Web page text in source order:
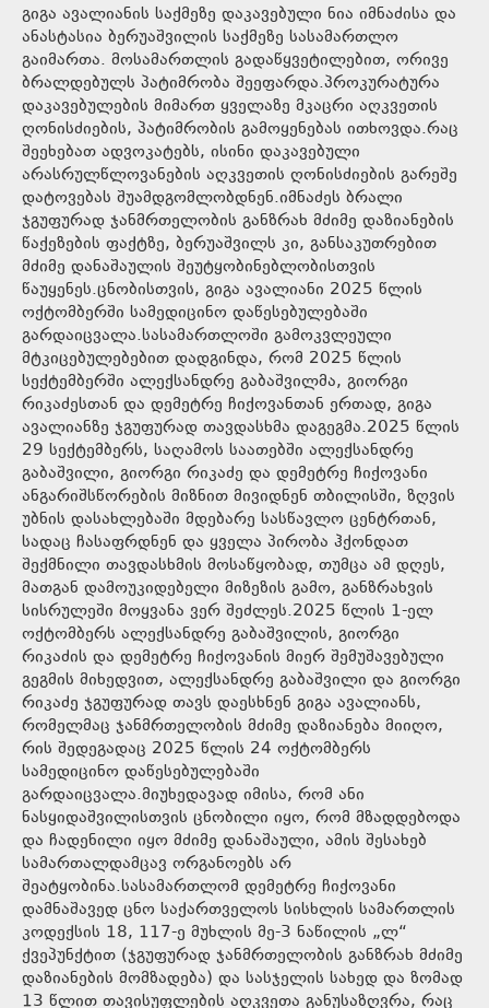
გიგა ავალიანის საქმეზე დაკავებული ნია იმნაძისა და
ანასტასია ბერუაშვილის საქმეზე სასამართლო
გაიმართა. მოსამართლის გადაწყვეტილებით, ორივე
ბრალდებულს პატიმრობა შეეფარდა.პროკურატურა
დაკავებულების მიმართ ყველაზე მკაცრი აღკვეთის
ღონისძიების, პატიმრობის გამოყენებას ითხოვდა.რაც
შეეხებათ ადვოკატებს, ისინი დაკავებული
არასრულწლოვანების აღკვეთის ღონისძიების გარეშე
დატოვებას შუამდგომლობდნენ.იმნაძეს ბრალი
ჯგუფურად ჯანმრთელობის განზრახ მძიმე დაზიანების
წაქეზების ფაქტზე, ბერუაშვილს კი, განსაკუთრებით
მძიმე დანაშაულის შეუტყობინებლობისთვის
წაუყენეს.ცნობისთვის, გიგა ავალიანი 2025 წლის
ოქტომბერში სამედიცინო დაწესებულებაში
გარდაიცვალა.სასამართლოში გამოკვლეული
მტკიცებულებებით დადგინდა, რომ 2025 წლის
სექტემბერში ალექსანდრე გაბაშვილმა, გიორგი
რიკაძესთან და დემეტრე ჩიქოვანთან ერთად, გიგა
ავალიანზე ჯგუფურად თავდასხმა დაგეგმა.2025 წლის
29 სექტემბერს, საღამოს საათებში ალექსანდრე
გაბაშვილი, გიორგი რიკაძე და დემეტრე ჩიქოვანი
ანგარიშსწორების მიზნით მივიდნენ თბილისში, ზღვის
უბნის დასახლებაში მდებარე სასწავლო ცენტრთან,
სადაც ჩასაფრდნენ და ყველა პირობა ჰქონდათ
შექმნილი თავდასხმის მოსაწყობად, თუმცა ამ დღეს,
მათგან დამოუკიდებელი მიზეზის გამო, განზრახვის
სისრულეში მოყვანა ვერ შეძლეს.2025 წლის 1-ელ
ოქტომბერს ალექსანდრე გაბაშვილის, გიორგი
რიკაძის და დემეტრე ჩიქოვანის მიერ შემუშავებული
გეგმის მიხედვით, ალექსანდრე გაბაშვილი და გიორგი
რიკაძე ჯგუფურად თავს დაესხნენ გიგა ავალიანს,
რომელმაც ჯანმრთელობის მძიმე დაზიანება მიიღო,
რის შედეგადაც 2025 წლის 24 ოქტომბერს
სამედიცინო დაწესებულებაში
გარდაიცვალა.მიუხედავად იმისა, რომ ანი
ნასყიდაშვილისთვის ცნობილი იყო, რომ მზადდებოდა
და ჩადენილი იყო მძიმე დანაშაული, ამის შესახებ
სამართალდამცავ ორგანოებს არ
შეატყობინა.სასამართლომ დემეტრე ჩიქოვანი
დამნაშავედ ცნო საქართველოს სისხლის სამართლის
კოდექსის 18, 117-ე მუხლის მე-3 ნაწილის „ლ“
ქვეპუნქტით (ჯგუფურად ჯანმრთელობის განზრახ მძიმე
დაზიანების მომზადება) და სასჯელის სახედ და ზომად
13 წლით თავისუფლების აღკვეთა განუსაზღვრა, რაც